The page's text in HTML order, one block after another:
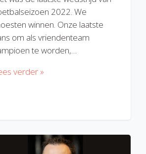
2022. We
winnen. Onze laatste
om als vriendenteam
te worden,…
verder »